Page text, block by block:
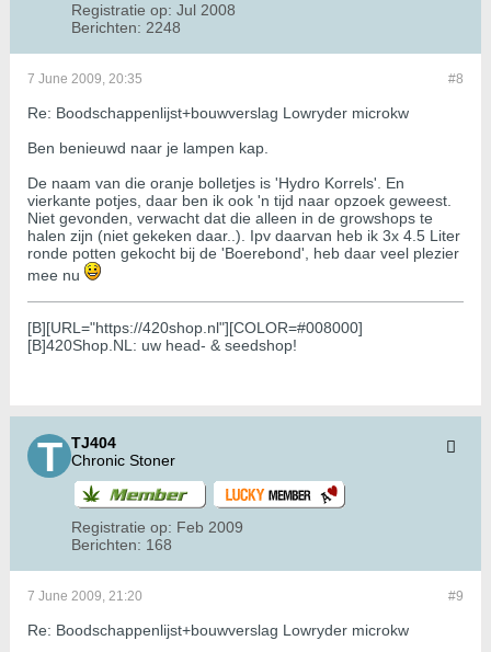
Registratie op: Jul 2008
Berichten: 2248
#8
7 June 2009, 20:35
Re: Boodschappenlijst+bouwverslag Lowryder microkw
Ben benieuwd naar je lampen kap.
De naam van die oranje bolletjes is 'Hydro Korrels'. En
vierkante potjes, daar ben ik ook 'n tijd naar opzoek geweest.
Niet gevonden, verwacht dat die alleen in de growshops te
halen zijn (niet gekeken daar..). Ipv daarvan heb ik 3x 4.5 Liter
ronde potten gekocht bij de 'Boerebond', heb daar veel plezier
mee nu
[B][URL="https://420shop.nl"][COLOR=#008000]
[B]420Shop.NL: uw head- & seedshop!
TJ404
Chronic Stoner
Registratie op: Feb 2009
Berichten: 168
#9
7 June 2009, 21:20
Re: Boodschappenlijst+bouwverslag Lowryder microkw